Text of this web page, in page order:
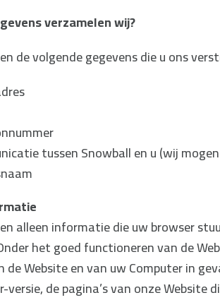
verzamelen wij?
de volgende gegevens die u ons
tussen Snowball en u (wij
alleen informatie die uw browser
het goed functioneren van de
de Website en van uw Computer in
versie, de pagina’s van onze